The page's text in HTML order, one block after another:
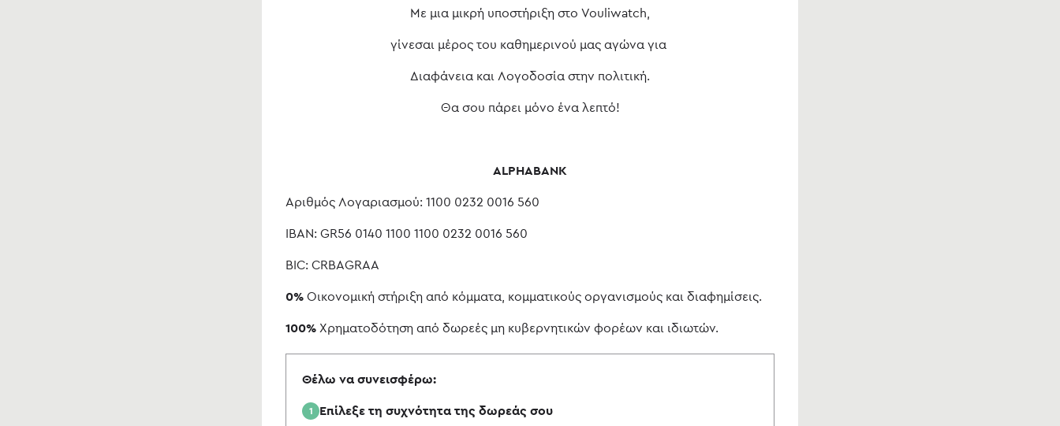
Με μια μικρή υποστήριξη στο Vouliwatch,
γίνεσαι μέρος του καθημερινού μας αγώνα για
Διαφάνεια και Λογοδοσία στην πολιτική.
Θα σου πάρει μόνο ένα λεπτό!
ALPHABANK
Αριθμός Λογαριασμού: 1100 0232 0016 560
IBAN: GR56 0140 1100 1100 0232 0016 560
BIC: CRBAGRAA
0% Οικονομική στήριξη από κόμματα, κομματικούς οργανισμούς και διαφημίσεις.
100% Χρηματοδότηση από δωρεές μη κυβερνητικών φορέων και ιδιωτών.
Θέλω να συνεισφέρω:
1 Επίλεξε τη συχνότητα της δωρεάς σου